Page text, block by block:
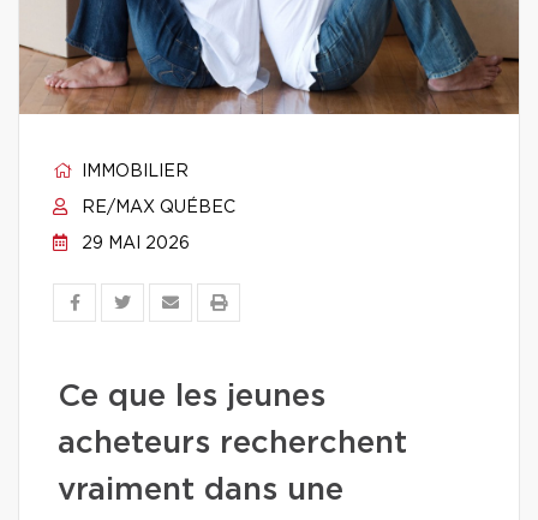
IMMOBILIER
RE/MAX QUÉBEC
29 MAI 2026
Ce que les jeunes
acheteurs recherchent
vraiment dans une